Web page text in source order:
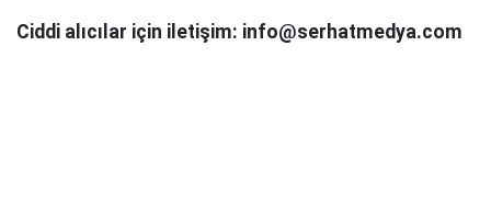
Ciddi alıcılar için iletişim: info@serhatmedya.com